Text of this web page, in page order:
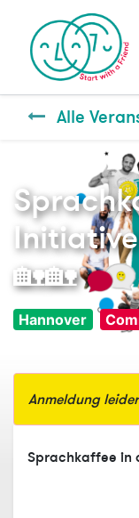
Alle
🏡🏡
Hannover
Anmeldung
Sprachkaffee in